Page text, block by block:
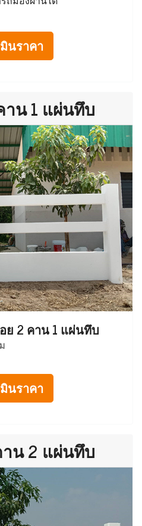
นราคา
น 1 แผ่นทึบ
อย 2 คาน 1 แผ่นทึบ
นราคา
น 2 แผ่นทึบ